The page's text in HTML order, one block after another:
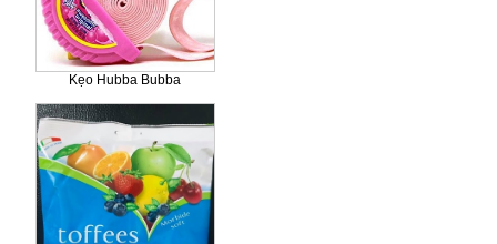
Kẹo Hubba Bubba